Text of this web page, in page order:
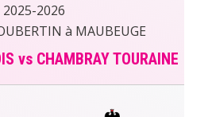
2025-2026
à MAUBEUGE
vs CHAMBRAY TOURAINE